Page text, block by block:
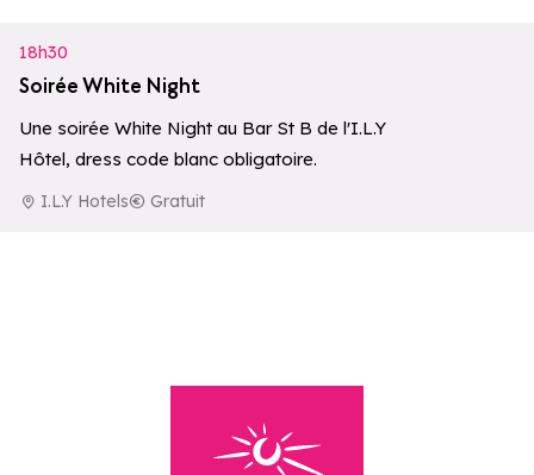
18h30
Soirée White Night
Une soirée White Night au Bar St B de l'I.L.Y
Hôtel, dress code blanc obligatoire.
I.L.Y Hotels Gratuit